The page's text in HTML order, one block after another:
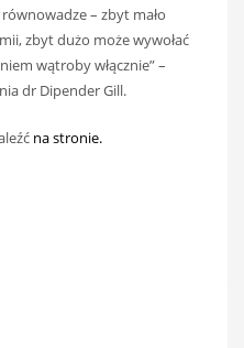
– zbyt mało
zbyt dużo może wywołać
wątroby włącznie” –
dr Dipender Gill.
na stronie.